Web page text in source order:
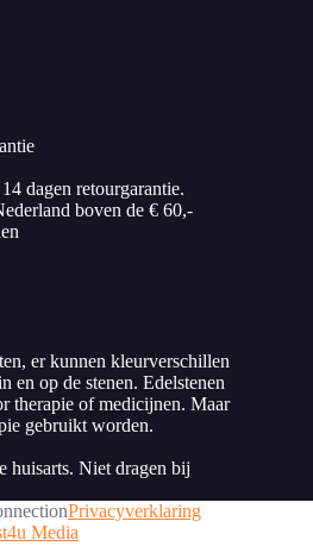
dagen retourgarantie.
boven de € 60,-
er kunnen kleurverschillen
en op de stenen. Edelstenen
therapie of medicijnen. Maar
gebruikt worden.
huisarts. Niet dragen bij
Privacyverklaring
Media